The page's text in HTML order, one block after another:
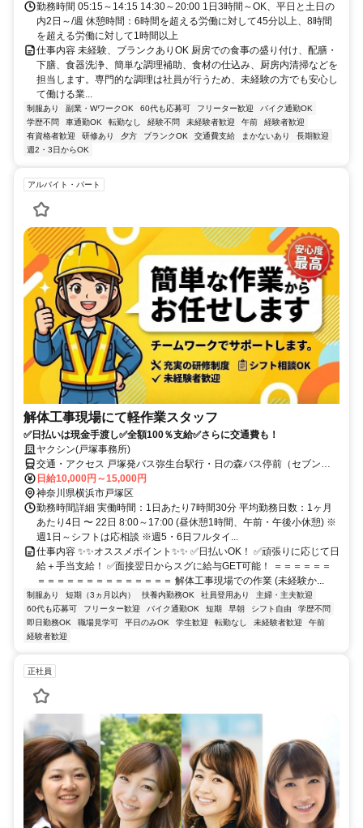
勤務時間 05:15～14:15 14:30～20:00 1日3時間～OK、平日と土日の
内2日～/週 休憩時間：6時間を超える労働に対して45分以上、8時間
を超える労働に対して1時間以上
仕事内容 未経験、ブランクありOK 厨房での食事の盛り付け、配膳・
下膳、食器洗浄、簡単な調理補助、食材の仕込み、厨房内清掃などを
担当します。専門的な調理は社員が行うため、未経験の方でも安心し
て働ける業...
制服あり 副業・WワークOK 60代も応募可 フリーター歓迎
バイク通勤OK
学歴不問
車通勤OK 転勤なし 経験不問 未経験者歓迎 午前
経験者歓迎
有資格者歓迎
研修あり 夕方 ブランクOK 交通費支給 まかないあり
長期歓迎
週2・3日からOK
アルバイト・パート
解体工事現場にて軽作業スタッフ
✅日払いは現金手渡し✅全額100％支給✅さらに交通費も！
ヤクシン(戸塚事務所)
交通・アクセス 戸塚発バス弥生台駅行・日の森バス停前（セブンイ
レブン２F） ※マクドナルドさんの近く
日給10,000円～15,000円
神奈川県横浜市戸塚区
勤務時間詳細 実働時間：1日あたり7時間30分 平均勤務日数：1ヶ月
あたり4日 〜 22日 8:00～17:00 (昼休憩1時間、午前・午後小休憩) ※
週1日～シフトは応相談 ※週5・6日フルタイ...
仕事内容 ✨✨オススメポイント✨✨ ✅日払いOK！ ✅頑張りに応じて日
給＋手当支給！ ✅面接翌日からスグに給与GET可能！ ＝＝＝＝＝＝
＝＝＝＝＝＝＝＝＝＝＝＝＝＝ 解体工事現場での作業 (未経験か...
制服あり 短期（3ヵ月以内） 扶養内勤務OK 社員登用あり
主婦・主夫歓迎
60代も応募可
フリーター歓迎 バイク通勤OK 短期 早朝 シフト自由
学歴不問
即日勤務OK
職場見学可 平日のみOK 学生歓迎 転勤なし 未経験者歓迎
午前
経験者歓迎
正社員